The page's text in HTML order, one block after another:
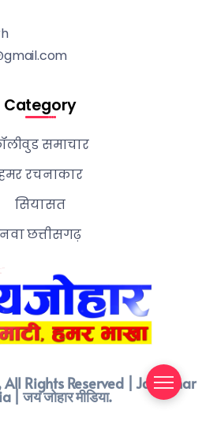
Category
समाचार
रचनाकार
सियासत
नवा छत्तीसगढ़
Rights Reserved | Jay Johar
| जय जोहार मीडिया.